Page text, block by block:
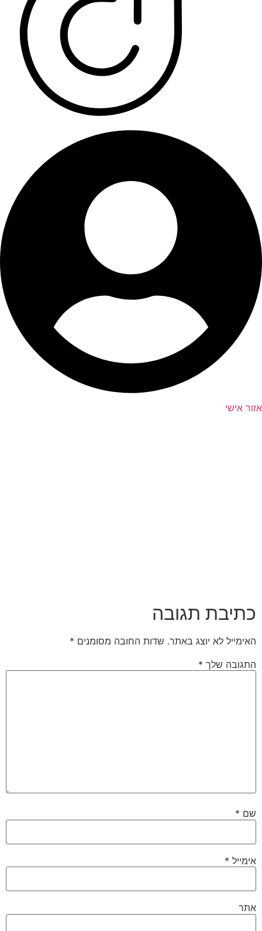
אזור אישי
כתיבת תגובה
האימייל לא יוצג באתר. שדות החובה מסומנים *
התגובה שלך *
שם *
אימייל *
אתר